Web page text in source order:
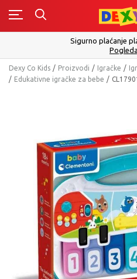
Sigurno plaćanje
Dexy Co Kids Proizvodi Igračke
Edukativne igračke za bebe